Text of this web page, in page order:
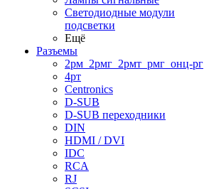
Светодиодные модули
подсветки
Ещё
Разъемы
2рм_2рмг_2рмт_рмг_онц-рг
4рт
Centronics
D-SUB
D-SUB переходники
DIN
HDMI / DVI
IDC
RCA
RJ